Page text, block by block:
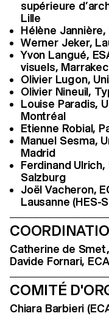
supérieure
Lille
Hélène
Werner Jeker,
Yvon Langué,
visuels,
Olivier Lugon,
Olivier Nineuil,
Louise Paradis,
Montréal
Etienne Robial,
Manuel Sesma,
Madrid
Ferdinand
Salzburg
Joël Vacheron,
Lausanne (HES-
Catherine de
Davide Fornari,
COMITÉ
Chiara Barbieri